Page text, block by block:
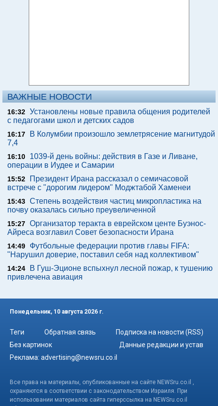
ВАЖНЫЕ НОВОСТИ
16:32 Установлены новые правила общения родителей
с педагогами школ и детских садов
16:17
В Колумбии произошло землетрясение магнитудой
7,4
16:10
1039-й день войны: действия в Газе и Ливане,
операции в Иудее и Самарии
15:52
Президент Ирана рассказал о семичасовой
встрече с "дорогим лидером" Моджтабой Хаменеи
15:43 Степень воздействия частиц микропластика на
почву оказалась сильно преувеличенной
15:27 Организатор теракта в еврейском центе Буэнос-
Айреса возглавил Совет безопасности Ирана
14:49
Футбольные федерации против главы FIFA:
"Нарушил доверие, поставил себя над коллективом"
14:24
В Гуш-Эционе вспыхнул лесной пожар, к тушению
привлечена авиация
Понедельник, 10 августа 2026 г.
Теги Обратная связь
Подписка на новости (RSS)
Без картинок
Данные редакции и устав
Реклама: advertising@newsru.co.il
Все права на материалы, опубликованные на сайте NEWSru.co.il ,
охраняются в соответствии с законодательством Израиля. При
использовании материалов сайта гиперссылка на NEWSru.co.il